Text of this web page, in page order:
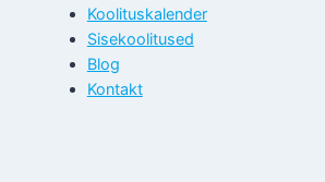
Koolituskalender
Sisekoolitused
Blog
Kontakt